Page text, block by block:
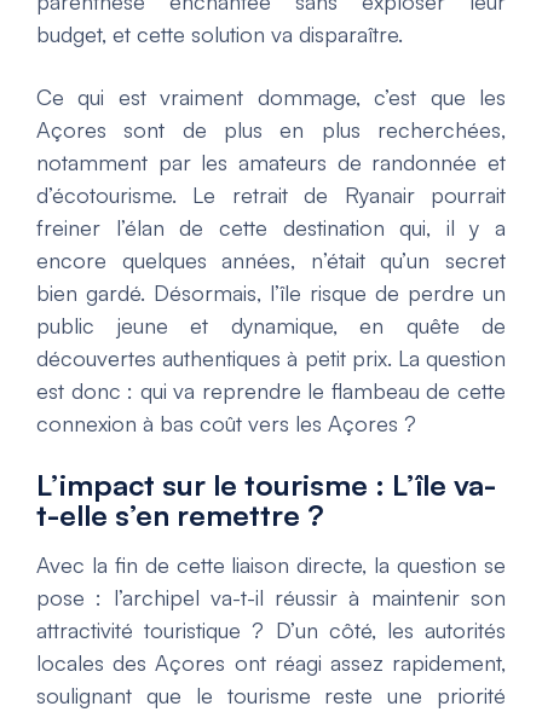
budget, et cette solution va disparaître.
Ce qui est vraiment dommage, c’est que les
Açores sont de plus en plus recherchées,
notamment par les amateurs de randonnée et
d’écotourisme. Le retrait de Ryanair pourrait
freiner l’élan de cette destination qui, il y a
encore quelques années, n’était qu’un secret
bien gardé. Désormais, l’île risque de perdre un
public jeune et dynamique, en quête de
découvertes authentiques à petit prix. La question
est donc : qui va reprendre le flambeau de cette
connexion à bas coût vers les Açores ?
L’impact sur le tourisme : L’île va-
t-elle s’en remettre ?
Avec la fin de cette liaison directe, la question se
pose : l’archipel va-t-il réussir à maintenir son
attractivité touristique ? D’un côté, les autorités
locales des Açores ont réagi assez rapidement,
soulignant que le tourisme reste une priorité